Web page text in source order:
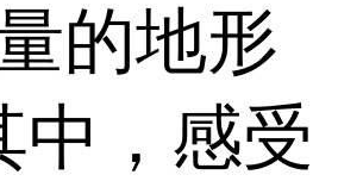
的地形
中，感受